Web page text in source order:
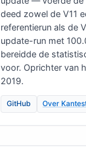
deed zowel de V11
referentierun als de
update-run met
bereidde de
voor. Oprichter van
2019.
GitHub Over